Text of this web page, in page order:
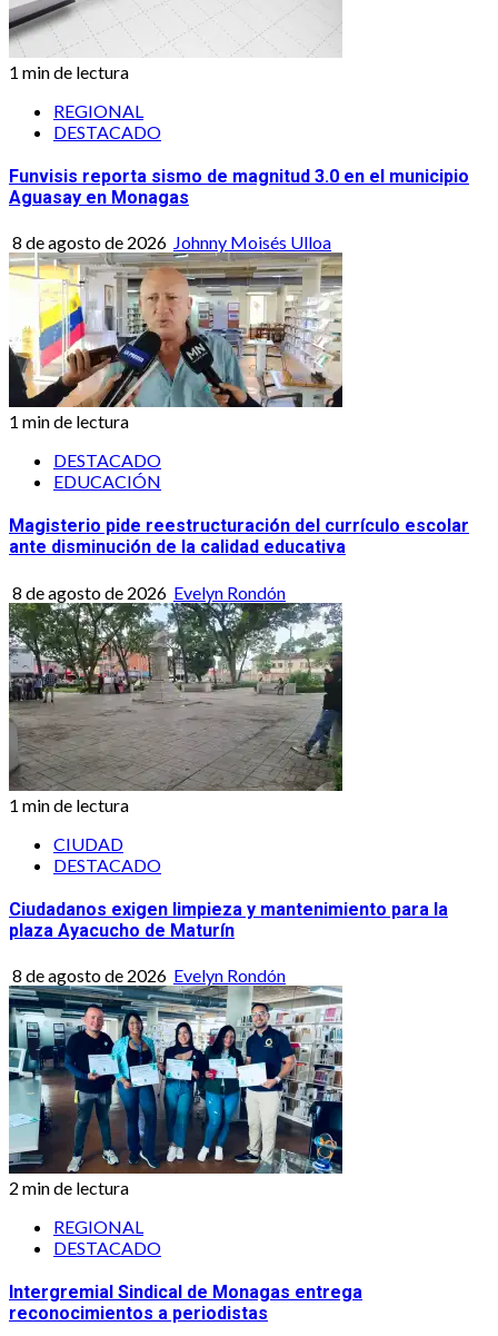
1 min de lectura
REGIONAL
DESTACADO
Funvisis reporta sismo de magnitud 3.0 en el municipio
Aguasay en Monagas
8 de agosto de 2026 Johnny Moisés Ulloa
1 min de lectura
DESTACADO
EDUCACIÓN
Magisterio pide reestructuración del currículo escolar
ante disminución de la calidad educativa
8 de agosto de 2026 Evelyn Rondón
1 min de lectura
CIUDAD
DESTACADO
Ciudadanos exigen limpieza y mantenimiento para la
plaza Ayacucho de Maturín
8 de agosto de 2026 Evelyn Rondón
2 min de lectura
REGIONAL
DESTACADO
Intergremial Sindical de Monagas entrega
reconocimientos a periodistas